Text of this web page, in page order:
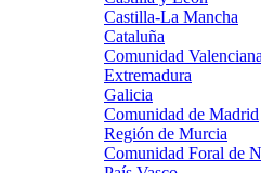
Castilla-La Mancha
Cataluña
Comunidad Valenciana
Extremadura
Galicia
Comunidad de Madrid
Región de Murcia
Comunidad Foral de